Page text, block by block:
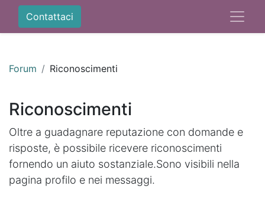
Contattaci
Forum Riconoscimenti
Riconoscimenti
Oltre a guadagnare reputazione con domande e
risposte, è possibile ricevere riconoscimenti
fornendo un aiuto sostanziale.Sono visibili nella
pagina profilo e nei messaggi.